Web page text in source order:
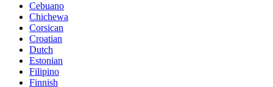
Cebuano
Chichewa
Corsican
Croatian
Dutch
Estonian
Filipino
Finnish